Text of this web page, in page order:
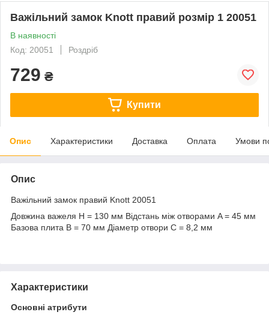
Важільний замок Knott правий розмір 1 20051
В наявності
Код: 20051
Роздріб
729 ₴
Купити
Опис Характеристики Доставка Оплата Умови
Опис
Важільний замок правий Knott 20051
Довжина важеля H = 130 мм Відстань між отворами A = 45 мм
Базова плита B = 70 мм Діаметр отвори C = 8,2 мм
Характеристики
Основні атрибути